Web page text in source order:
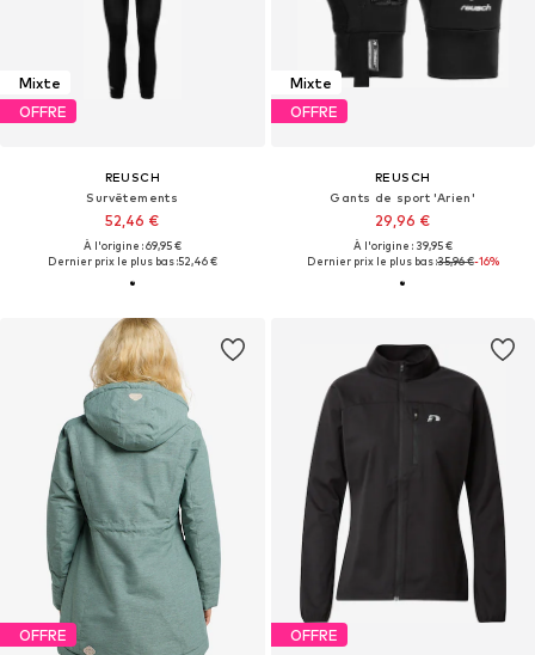
Mixte
OFFRE
REUSCH
Survêtements
52,46 €
À l'origine : 69,95 €
Dernier prix le plus bas :52,46 €
Mixte
OFFRE
REUSCH
Gants de sport 'Arien'
29,96 €
À l'origine : 39,95 €
Dernier prix le plus bas :35,96 €-16%
OFFRE OFFRE